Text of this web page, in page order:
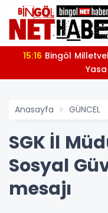
15:16
Anasayfa GÜNCEL
SGK İl
Sosyal
mesajı